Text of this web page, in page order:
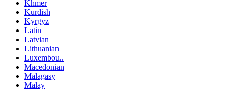
Khmer
Kurdish
Kyrgyz
Latin
Latvian
Lithuanian
Luxembou..
Macedonian
Malagasy
Malay